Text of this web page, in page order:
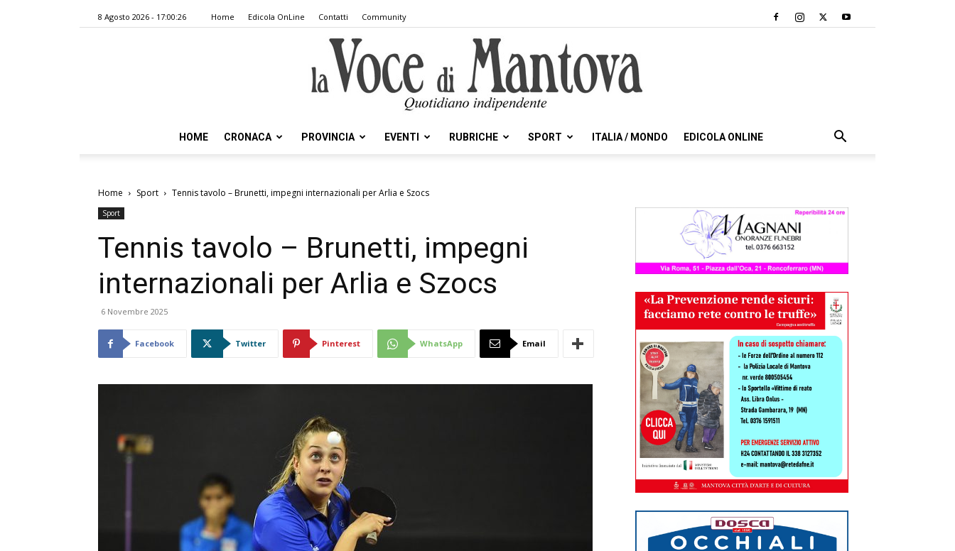
8 Agosto 2026 - 17:00:26 Home Edicola OnLine Contatti Community
Voce
HOME CRONACA PROVINCIA EVENTI RUBRICHE SPORT ITALIA / MONDO EDICOLA ONLINE
Home Sport Tennis tavolo – Brunetti, impegni internazionali per Arlia e Szocs
Sport
Tennis tavolo – Brunetti, impegni
internazionali per Arlia e Szocs
6 Novembre 2025
Facebook Twitter Pinterest WhatsApp Email